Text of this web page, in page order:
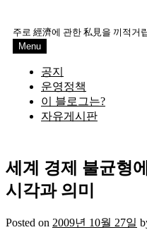
content
주로 經濟에 관한 私見을 끼적거
Menu
공지
운영정책
이 블로그는?
자유게시판
세계 경제 불균형
시각과 의미
Posted on 2009년 10월 27일